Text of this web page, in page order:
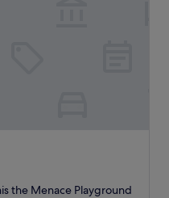
the Menace Playground